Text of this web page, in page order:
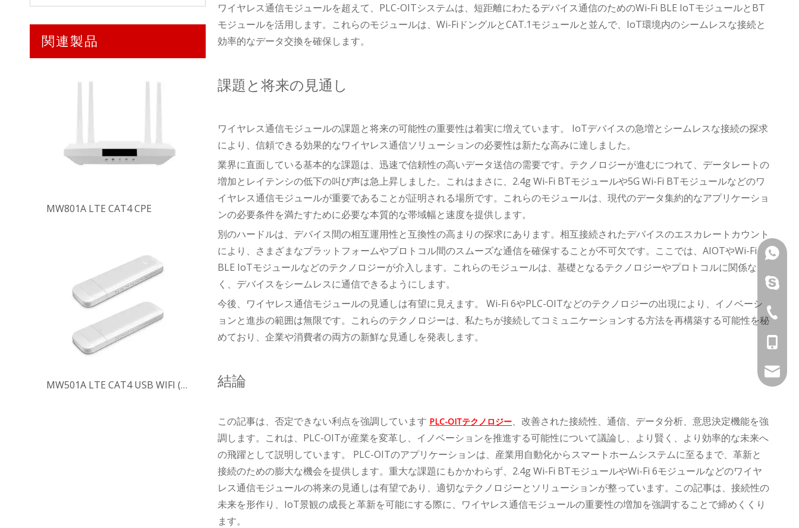
関連製品
MW801A LTE CAT4 CPE
ワイヤレス通信モジュールを超えて、PLC-OITシステムは、短距離にわたるデバイス通信のためのWi-Fi BLE IoTモジュールとBT
モジュールを活用します。これらのモジュールは、Wi-FiドングルとCAT.1モジュールと並んで、IoT環境内のシームレスな接続と
効率的なデータ交換を確保します。
課題と将来の見通し
ワイヤレス通信モジュールの課題と将来の可能性の重要性は着実に増えています。 IoTデバイスの急増とシームレスな接続の探求
により、信頼できる効果的なワイヤレス通信ソリューションの必要性は新たな高みに達しました。
業界に直面している基本的な課題は、迅速で信頼性の高いデータ送信の需要です。テクノロジーが進むにつれて、データレートの
増加とレイテンシの低下の叫び声は急上昇しました。これはまさに、2.4g Wi-Fi BTモジュールや5G Wi-Fi BTモジュールなどのワ
イヤレス通信モジュールが重要であることが証明される場所です。これらのモジュールは、現代のデータ集約的なアプリケーショ
ンの必要条件を満たすために必要な本質的な帯域幅と速度を提供します。
別のハードルは、デバイス間の相互運用性と互換性の高まりの探求にあります。相互接続されたデバイスのエスカレートカウント
により、さまざまなプラットフォームやプロトコル間のスムーズな通信を確保することが不可欠です。ここでは、AIOTやWi-Fi
BLE IoTモジュールなどのテクノロジーが介入します。これらのモジュールは、基礎となるテクノロジーやプロトコルに関係な
く、デバイスをシームレスに通信できるようにします。
今後、ワイヤレス通信モジュールの見通しは有望に見えます。 Wi-Fi 6やPLC-OITなどのテクノロジーの出現により、イノベーシ
ョンと進歩の範囲は無限です。これらのテクノロジーは、私たちが接続してコミュニケーションする方法を再構築する可能性を秘
めており、企業や消費者の両方の新鮮な見通しを発表します。
結論
この記事は、否定できない利点を強調しています PLC-OITテクノロジー、改善された接続性、通信、データ分析、意思決定機能を強
調します。これは、PLC-OITが産業を変革し、イノベーションを推進する可能性について議論し、より賢く、より効率的な未来へ
の飛躍として説明しています。 PLC-OITのアプリケーションは、産業用自動化からスマートホームシステムに至るまで、革新と
接続のための膨大な機会を提供します。重大な課題にもかかわらず、2.4g Wi-Fi BTモジュールやWi-Fi 6モジュールなどのワイヤ
レス通信モジュールの将来の見通しは有望であり、適切なテクノロジーとソリューションが整っています。この記事は、接続性の
未来を形作り、IoT景観の成長と革新を可能にする際に、ワイヤレス通信モジュールの重要性の増加を強調することで締めくくり
ます。
Vincent
Joe：
song：
Vincent
Joe：
Kathy
+ 86-
Kathy